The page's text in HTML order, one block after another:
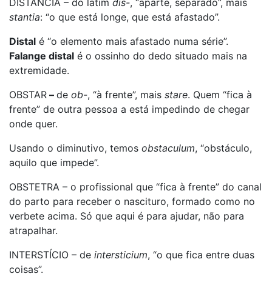
DISTÂNCIA – do latim dis-, “aparte, separado”, mais
stantia: “o que está longe, que está afastado”.
Distal é “o elemento mais afastado numa série”.
Falange distal é o ossinho do dedo situado mais na
extremidade.
OBSTAR – de ob-, “à frente”, mais stare. Quem “fica à
frente” de outra pessoa a está impedindo de chegar
onde quer.
Usando o diminutivo, temos obstaculum, “obstáculo,
aquilo que impede”.
OBSTETRA – o profissional que “fica à frente” do canal
do parto para receber o nascituro, formado como no
verbete acima. Só que aqui é para ajudar, não para
atrapalhar.
INTERSTÍCIO – de intersticium, “o que fica entre duas
coisas”.